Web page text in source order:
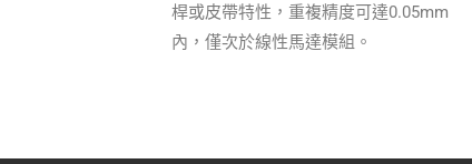
桿或皮帶特性，重複精度可達0.05mm
內，僅次於線性馬達模組。